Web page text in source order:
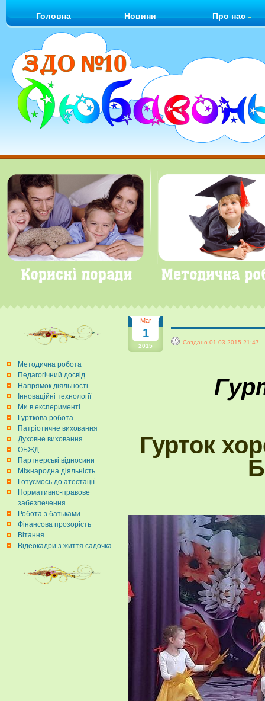
Головна Новини Про нас
Методична робота
Педагогічний досвід
Напрямок діяльності
Інноваційні технології
Ми в експерименті
Гурткова робота
Патріотичне виховання
Духовне виховання
ОБЖД
Партнерські відносини
Міжнародна діяльність
Готуємось до атестації
Нормативно-правове
забезпечення
Робота з батьками
Фінансова прозорість
Вітання
Відеокадри з життя садочка
Mar
1
2015
Создано 01.03.2015
Гурток